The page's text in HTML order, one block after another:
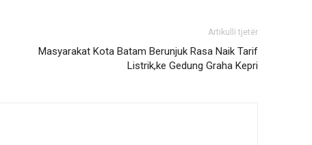
Artikulli tjetër
Masyarakat Kota Batam Berunjuk Rasa Naik Tarif
Listrik,ke Gedung Graha Kepri